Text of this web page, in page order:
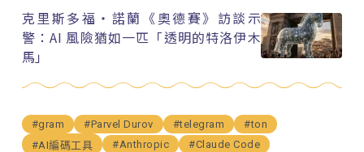
克里斯多福・諾蘭《奧德賽》訪談示
警：AI 風險猶如一匹「透明的特洛伊木
馬」
#gram #Parvel Durov #telegram
#ton
#AI編碼工具
#Anthropic
#Claude Code